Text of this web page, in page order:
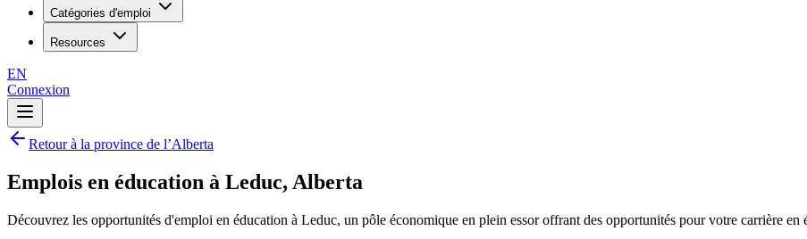
Catégories d'emploi
Resources
EN
Connexion
Retour à la province de l’Alberta
Emplois en éducation à Leduc, Alberta
Découvrez les opportunités d'emploi en éducation à Leduc, un pôle économique en plein essor offrant des opportunités pour votre carrière en